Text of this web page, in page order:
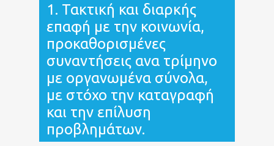
1. Τακτική και διαρκής
επαφή με την κοινωνία,
προκαθορισμένες
συναντήσεις ανα τρίμηνο
με οργανωμένα σύνολα,
με στόχο την καταγραφή
και την επίλυση
προβλημάτων.